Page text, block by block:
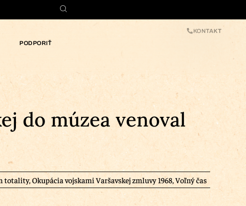
PODPORIŤ
KONTAKT
do múzea venoval
totality, Okupácia vojskami Varšavskej zmluvy 1968, Voľný čas